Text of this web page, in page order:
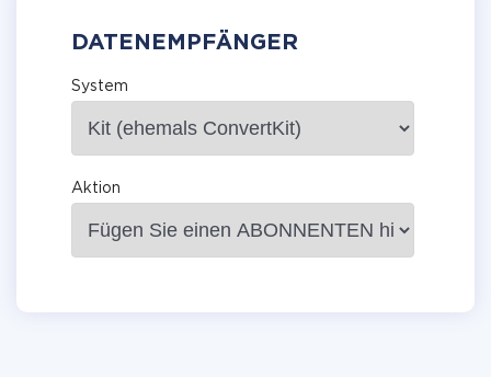
DATENEMPFÄNGER
System
Aktion